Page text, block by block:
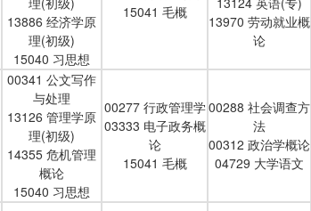
13886 经济学原
理(初级)
15040 习思想
15041 毛概
13970 劳动就业概
论
00341 公文写作
与处理
13126 管理学原
理(初级)
14355 危机管理
概论
15040 习思想
00277 行政管理学
03333 电子政务概
论
15041 毛概
00288 社会调查方
法
00312 政治学概论
04729 大学语文